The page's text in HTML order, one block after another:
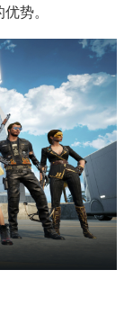
势。